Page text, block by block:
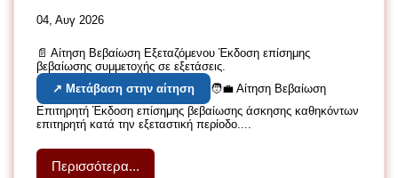
EXAMINATIONS SCHEDULE
ΦΟΙΤΗΤΙΚΗ ΜΕΡΙΜΝΑ
ΚΟΙΝΩΝΙΚΗ ΜΕΡΙΜΝΑ
ΓΡΑΦΕΙΟ ΙΣΟΤΗΤΑΣ ΤΩΝ
ΦΥΛΩΝ & ΚΑΤΑΠΟΛΕΜΗΣΗΣ
ΤΩΝ ΔΙΑΚΡΙΣΕΩΝ
ΜΟΝΑΔΑ ΙΣΟΤΙΜΗΣ
04, Αυγ 2026
📄 Αίτηση Βεβαίωση Εξεταζόμενου Έκδοση επίσημης
βεβαίωσης συμμετοχής σε εξετάσεις.
↗ Μετάβαση στην αίτηση
🧑‍💼 Αίτηση Βεβαίωση
Επιτηρητή Έκδοση επίσημης βεβαίωσης άσκησης καθηκόντων
επιτηρητή κατά την εξεταστική περίοδο....
Περισσότερα...